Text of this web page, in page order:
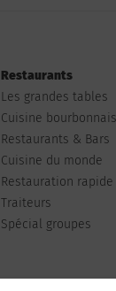
Restaurants
Les grandes tables
Cuisine
Restaurants & Bars
Cuisine du monde
Restauration rapide
Traiteurs
Spécial groupes